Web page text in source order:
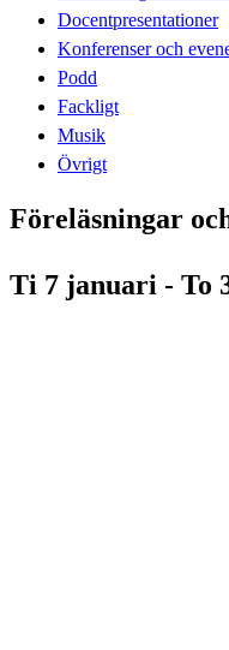
Docentpresentationer
Konferenser och
Podd
Fackligt
Musik
Övrigt
Föreläsningar
Ti 7 januari - To